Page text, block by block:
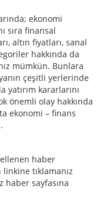
ekonomi
sıra finansal
altın fiyatları, sanal
hakkında da
mümkün. Bunlara
çeşitli yerlerinde
yatırım kararlarını
önemli olay hakkında
ekonomi – finans
haber
tıklamanız
sayfasına